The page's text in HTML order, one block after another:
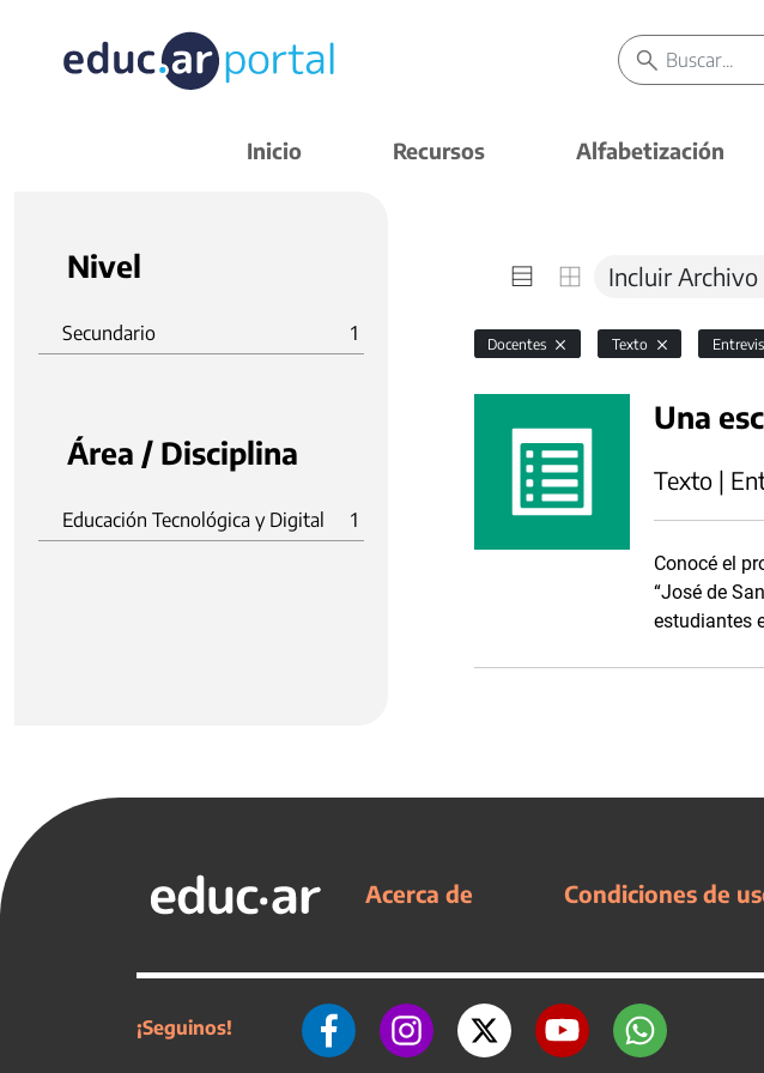
Inicio Recursos Alfabetización
Nivel
Secundario 1
Área / Disciplina
Educación Tecnológica y Digital 1
Incluir Archivo
Docentes Texto
Una
Texto |
Conocé el
“José de
estudiantes
Acerca de Condiciones de
¡Seguinos!